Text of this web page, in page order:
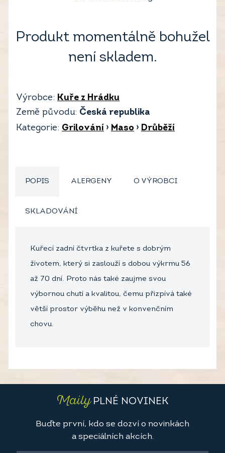
Produkt momentálně bohužel
není skladem.
Výrobce: Kuře z Hrádku
Země původu: Česká republika
Kategorie: Grilování › Maso › Drůběží
POPIS ALERGENY O VÝROBCI
SKLADOVÁNÍ
Kuřecí zadní čtvrtka z kuřete s dobrým
životem, který si zaslouží s dobou výkrmu 56
až 70 dní. Proto nás také zaujme svou
výbornou chutí a kvalitou, čemu přizpívá také
větší prostor výběhu než v konvenčním
chovu.
MailyPLNÉ NOVINEK
Buďte první, kdo se dozví o novinkách
a speciálních akcích.